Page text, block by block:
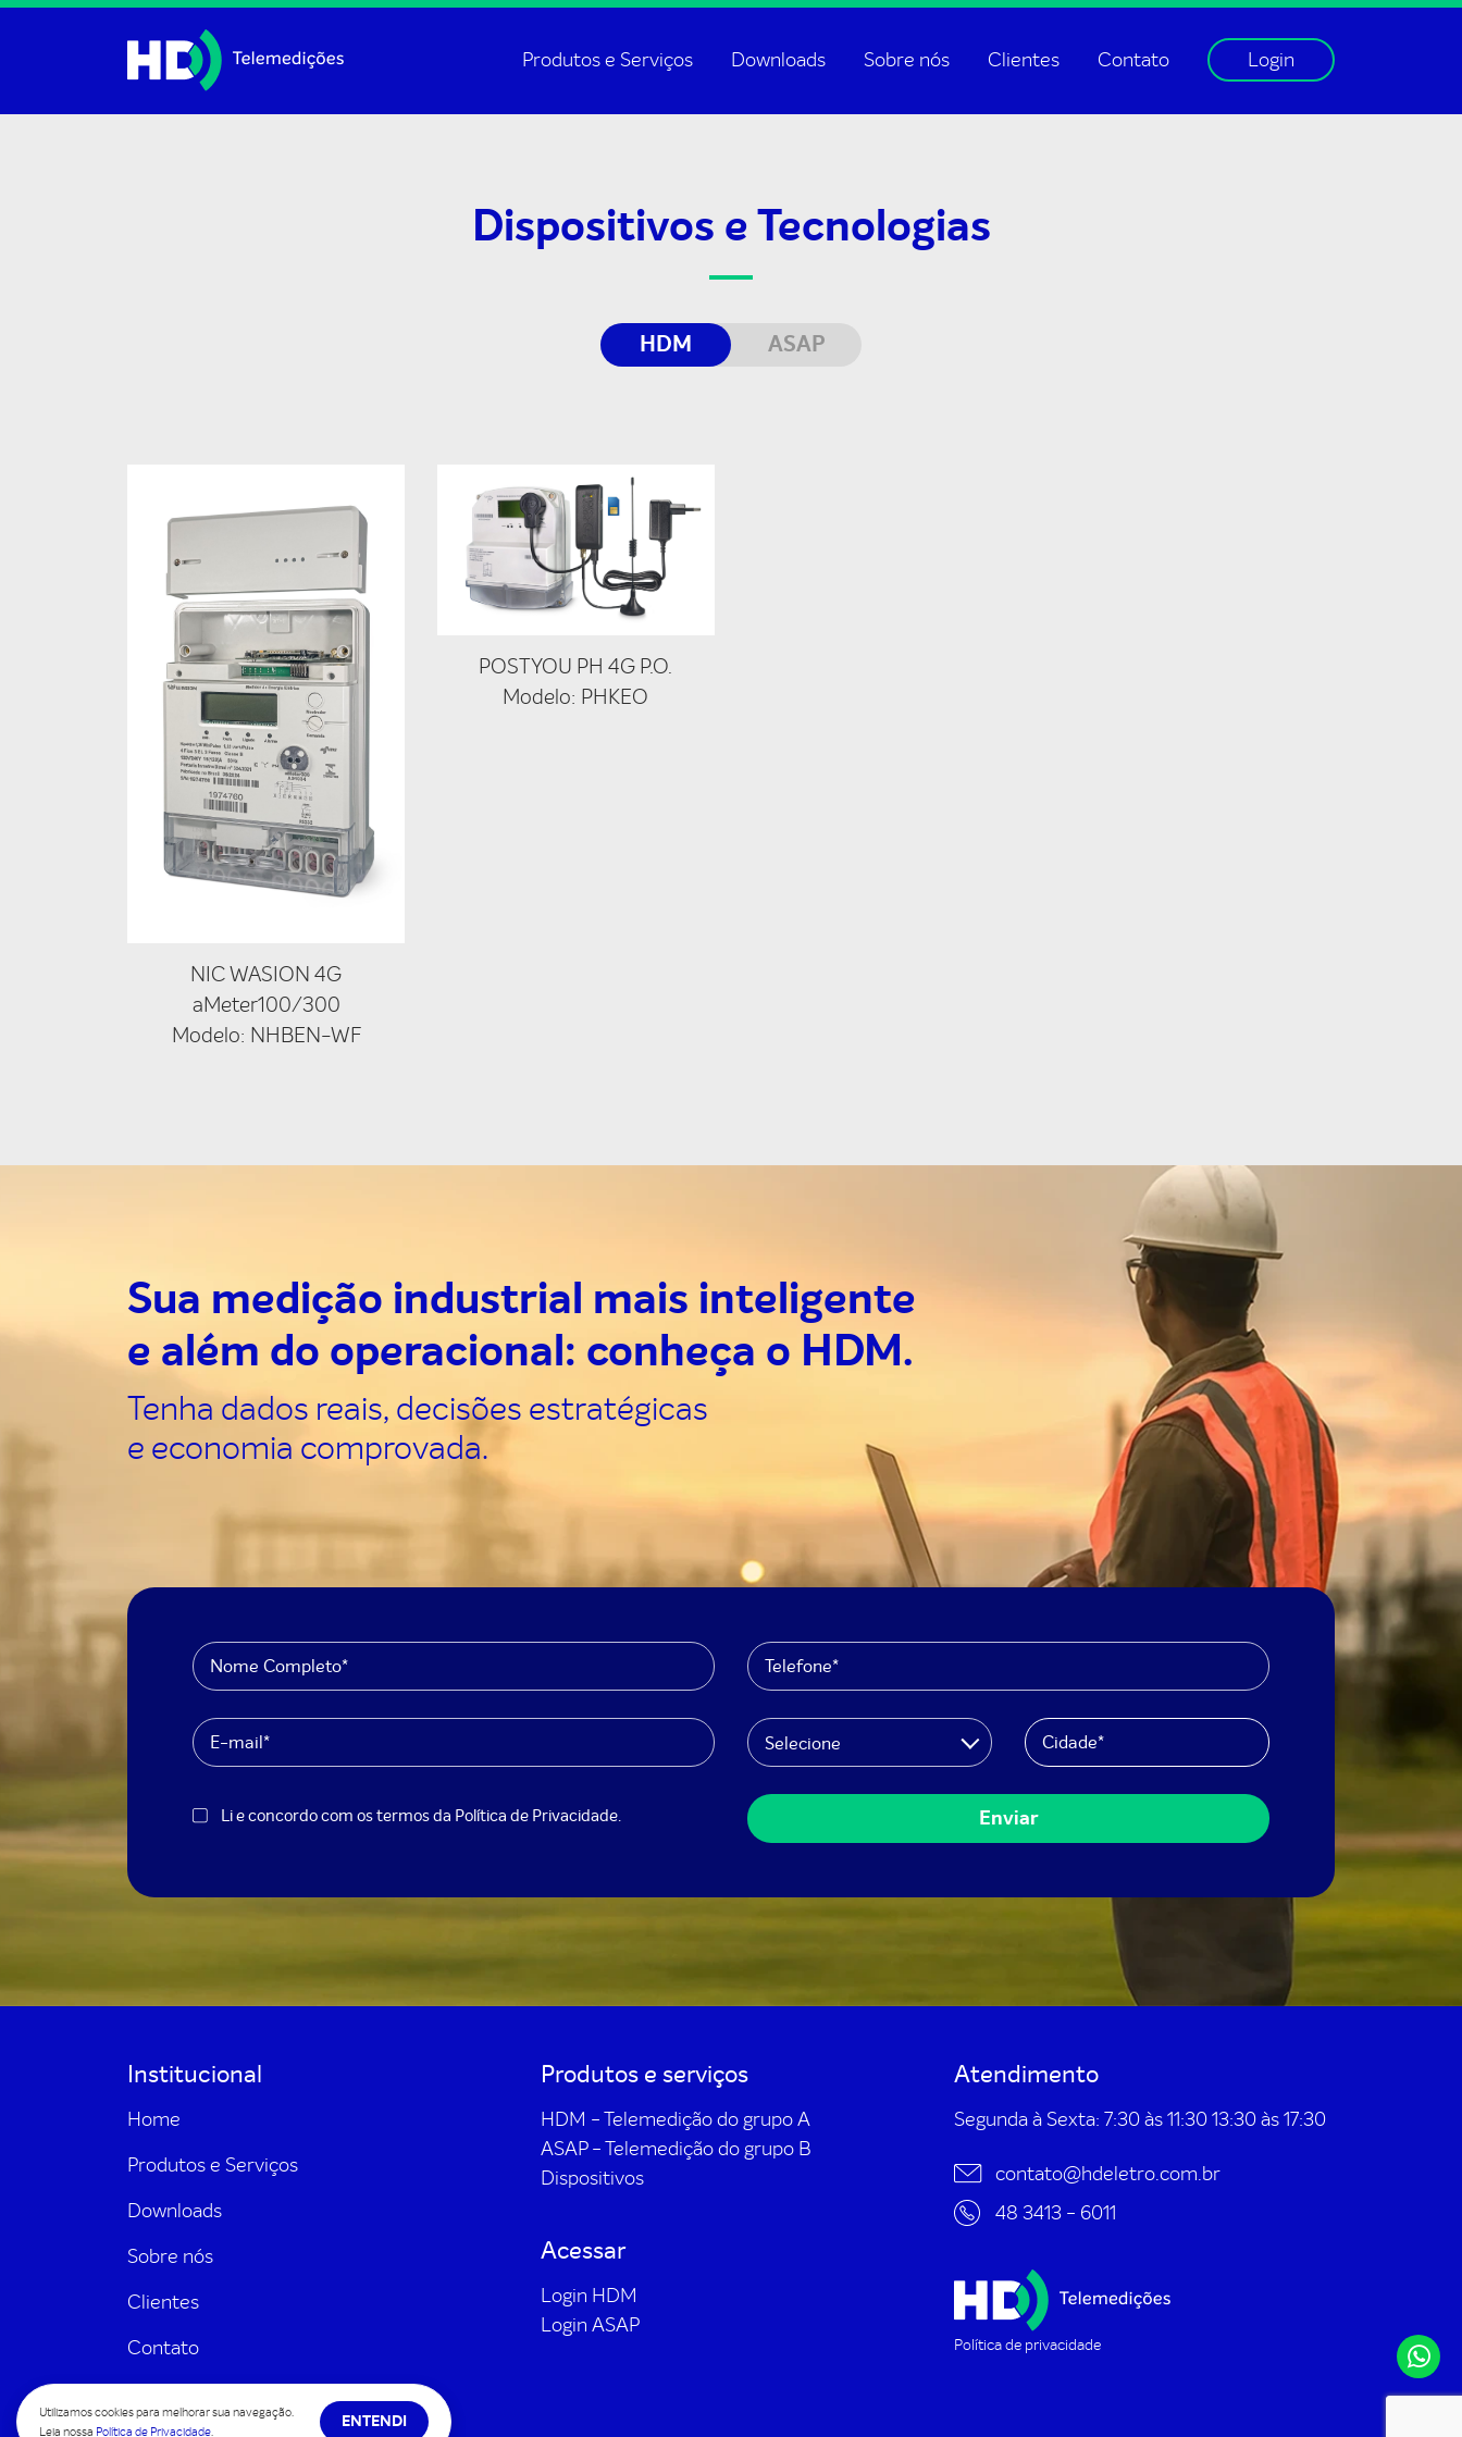
Produtos e Serviços Downloads Sobre nós Clientes Contato Login
Dispositivos e Tecnologias
HDM ASAP
NIC WASION 4G
aMeter100/300
Modelo: NHBEN-WF
POSTYOU PH 4G P.O.
Modelo: PHKEO
Sua medição industrial mais inteligente
e além do operacional: conheça o HDM.
Tenha dados reais, decisões estratégicas
e economia comprovada.
Selecione
Li e concordo com os termos da Política de Privacidade.
Institucional
Home
Produtos e Serviços
Downloads
Sobre nós
Clientes
Contato
Produtos e serviços
HDM - Telemedição do grupo A
ASAP - Telemedição do grupo B
Dispositivos
Acessar
Login HDM
Login ASAP
Atendimento
Segunda à Sexta: 7:30 às 11:30 13:30 às 17:30
contato@hdeletro.com.br
48 3413 - 6011
Política de privacidade
Utilizamos cookies para melhorar sua navegação.
Leia nossa Política de Privacidade. ENTENDI